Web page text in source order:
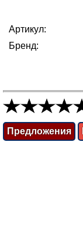
Артикул:
Бренд:
Предложения